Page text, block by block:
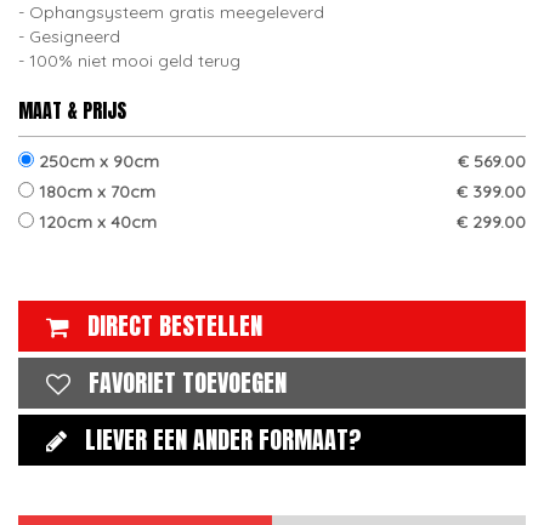
Ophangsysteem gratis meegeleverd
Gesigneerd
100% niet mooi geld terug
MAAT & PRIJS
250cm x 90cm
€ 569.00
180cm x 70cm
€ 399.00
120cm x 40cm
€ 299.00
DIRECT BESTELLEN
FAVORIET TOEVOEGEN
LIEVER EEN ANDER FORMAAT?